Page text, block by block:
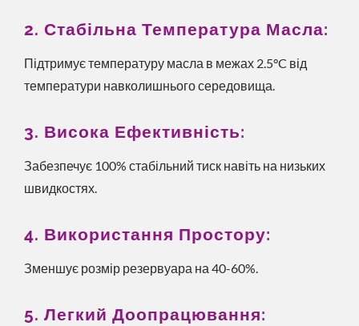
2. Стабільна Температура Масла:
Підтримує температуру масла в межах 2.5°C від
температури навколишнього середовища.
3. Висока Ефективність:
Забезпечує 100% стабільний тиск навіть на низьких
швидкостях.
4. Використання Простору:
Зменшує розмір резервуара на 40-60%.
5. Легкий Доопрацювання: